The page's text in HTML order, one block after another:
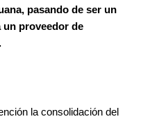
pasando de ser un
un proveedor de
la consolidación del